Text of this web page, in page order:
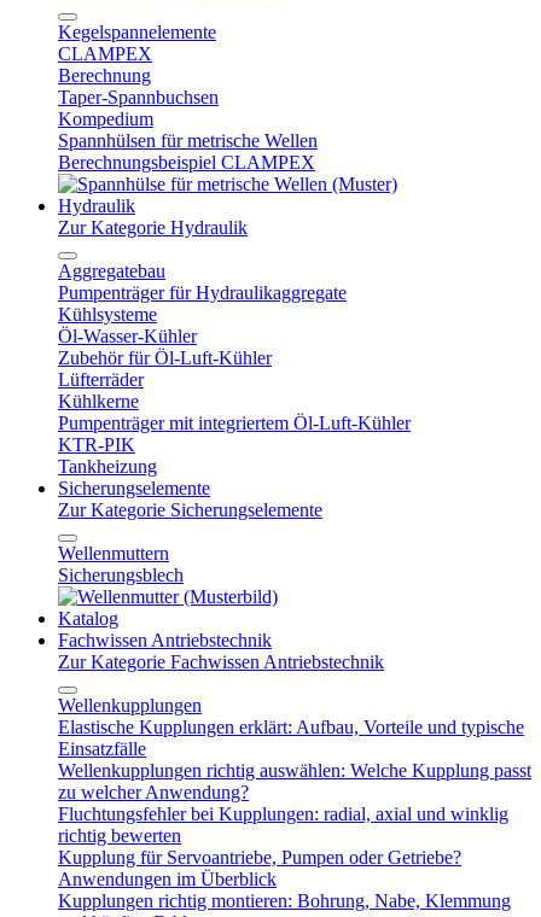
Kegelspannelemente
CLAMPEX
Berechnung
Taper-Spannbuchsen
Kompedium
Spannhülsen für metrische Wellen
Berechnungsbeispiel CLAMPEX
Hydraulik
Zur Kategorie Hydraulik
Aggregatebau
Pumpenträger für Hydraulikaggregate
Kühlsysteme
Öl-Wasser-Kühler
Zubehör für Öl-Luft-Kühler
Lüfterräder
Kühlkerne
Pumpenträger mit integriertem Öl-Luft-Kühler
KTR-PIK
Tankheizung
Sicherungselemente
Zur Kategorie Sicherungselemente
Wellenmuttern
Sicherungsblech
Katalog
Fachwissen Antriebstechnik
Zur Kategorie Fachwissen Antriebstechnik
Wellenkupplungen
Elastische Kupplungen erklärt: Aufbau, Vorteile und typische
Einsatzfälle
Wellenkupplungen richtig auswählen: Welche Kupplung passt
zu welcher Anwendung?
Fluchtungsfehler bei Kupplungen: radial, axial und winklig
richtig bewerten
Kupplung für Servoantriebe, Pumpen oder Getriebe?
Anwendungen im Überblick
Kupplungen richtig montieren: Bohrung, Nabe, Klemmung